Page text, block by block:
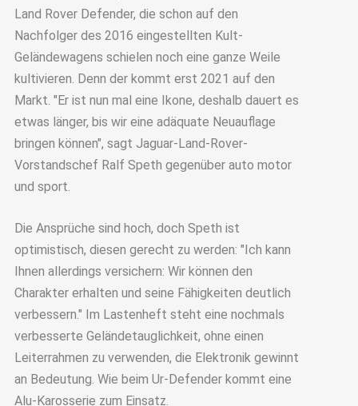
Land Rover Defender, die schon auf den
Nachfolger des 2016 eingestellten Kult-
Geländewagens schielen noch eine ganze Weile
kultivieren. Denn der kommt erst 2021 auf den
Markt. "Er ist nun mal eine Ikone, deshalb dauert es
etwas länger, bis wir eine adäquate Neuauflage
bringen können", sagt Jaguar-Land-Rover-
Vorstandschef Ralf Speth gegenüber auto motor
und sport.
Die Ansprüche sind hoch, doch Speth ist
optimistisch, diesen gerecht zu werden: "Ich kann
Ihnen allerdings versichern: Wir können den
Charakter erhalten und seine Fähigkeiten deutlich
verbessern." Im Lastenheft steht eine nochmals
verbesserte Geländetauglichkeit, ohne einen
Leiterrahmen zu verwenden, die Elektronik gewinnt
an Bedeutung. Wie beim Ur-Defender kommt eine
Alu-Karosserie zum Einsatz.